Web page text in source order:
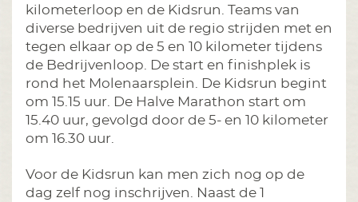
kilometerloop en de Kidsrun. Teams van
diverse bedrijven uit de regio strijden met en
tegen elkaar op de 5 en 10 kilometer tijdens
de Bedrijvenloop. De start en finishplek is
rond het Molenaarsplein. De Kidsrun begint
om 15.15 uur. De Halve Marathon start om
15.40 uur, gevolgd door de 5- en 10 kilometer
om 16.30 uur.
Voor de Kidsrun kan men zich nog op de
dag zelf nog inschrijven. Naast de 1